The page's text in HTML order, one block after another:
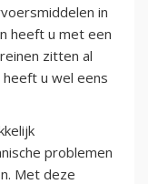
in
heeft u met een
zitten al
u wel eens
problemen
Met deze